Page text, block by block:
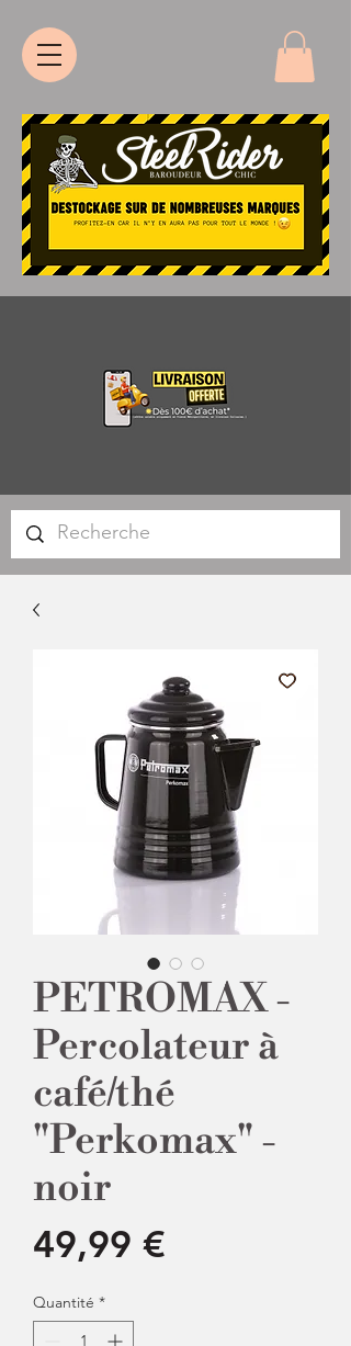
PETROMAX -
Percolateur à
café/thé
"Perkomax" -
noir
49,99 €
Quantité *